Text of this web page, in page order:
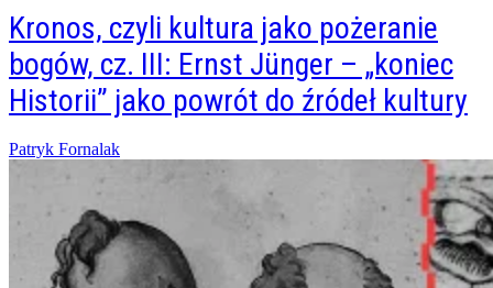
Kronos, czyli kultura jako pożeranie
bogów, cz. III: Ernst Jünger – „koniec
Historii” jako powrót do źródeł kultury
Posted
07/02/2016
Patryk Fornalak